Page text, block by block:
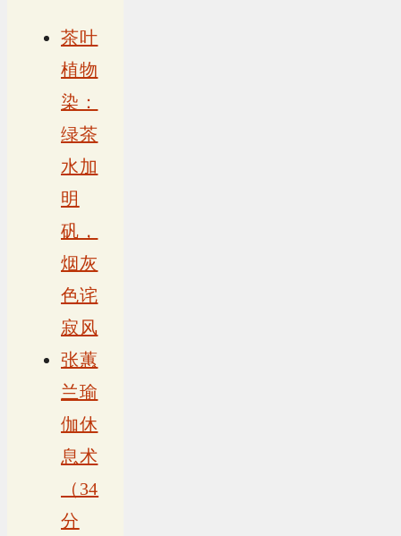
茶叶
植物
染：
绿茶
水加
明
矾，
烟灰
色诧
寂风
张蕙
兰瑜
伽休
息术
（34
分